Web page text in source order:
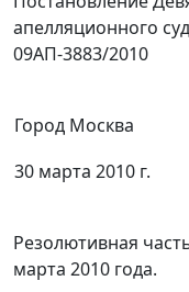
апелляционного
09АП-3883/2010
Город Москва
30 марта 2010 г.
Резолютивная
марта 2010 года.